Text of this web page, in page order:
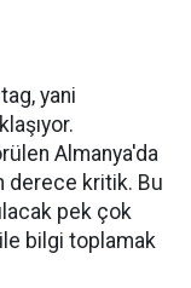
yani
Almanya'da
derece kritik. Bu
pek çok
bilgi toplamak